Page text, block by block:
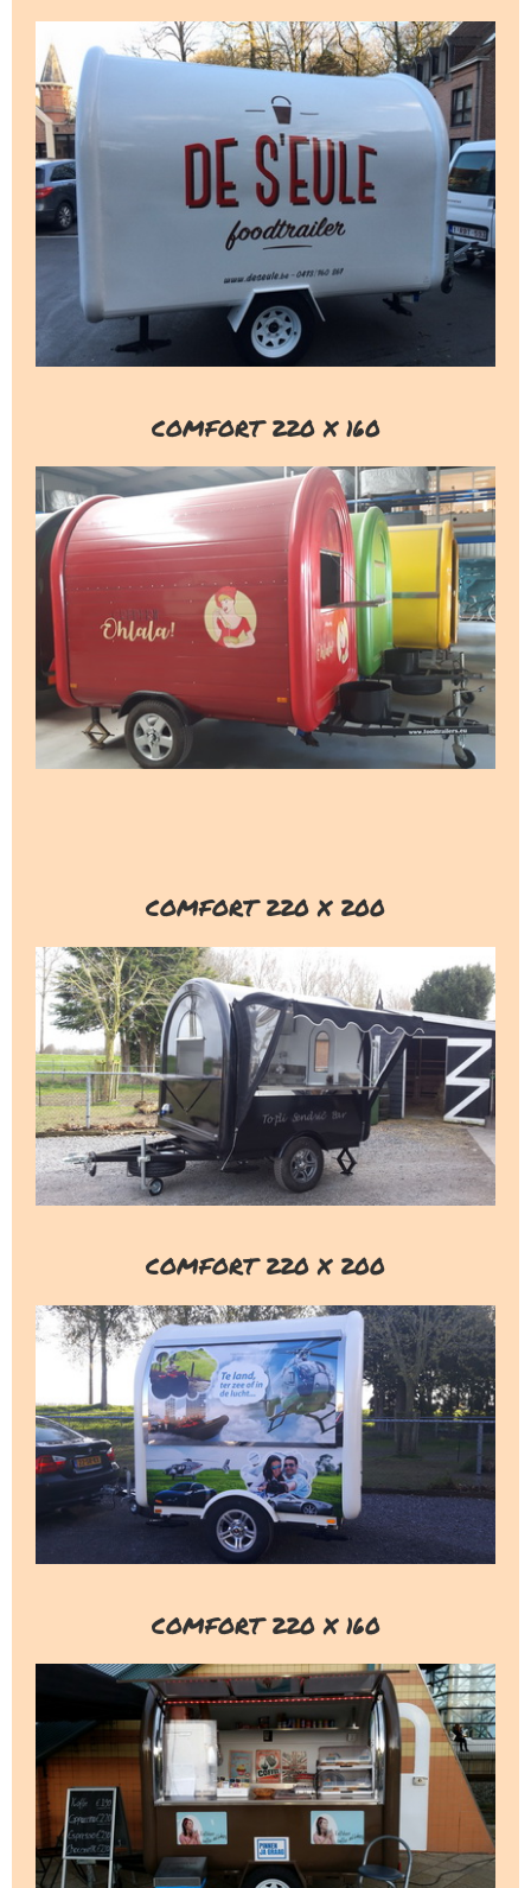
COMFORT 220 X 160
COMFORT 220 X 200
COMFORT 220 X 200
COMFORT 220 X 160